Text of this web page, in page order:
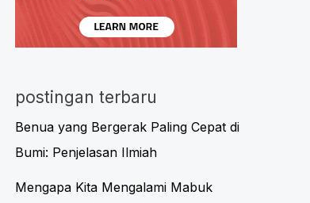
postingan terbaru
Benua yang Bergerak Paling Cepat di
Bumi: Penjelasan Ilmiah
Mengapa Kita Mengalami Mabuk